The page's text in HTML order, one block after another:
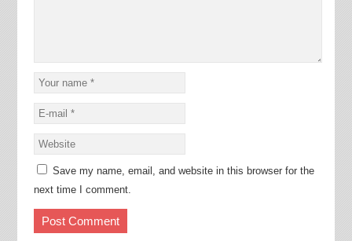
Save my name, email, and website in this browser for the
next time I comment.